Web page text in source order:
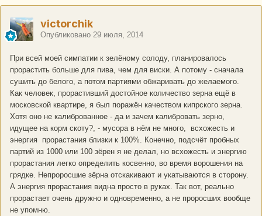
victorchik
Опубликовано 29 июля, 2014
При всей моей симпатии к зелёному солоду, планировалось
прорастить больше для пива, чем для виски. А потому - сначала
сушить до белого, а потом партиями обжаривать до желаемого.
Как человек, прорастивший достойное количество зерна ещё в
московской квартире, я был поражён качеством кипрского зерна.
Хотя оно не калиброванное - да и зачем калибровать зерно,
идущее на корм скоту?, - мусора в нём не много, всхожесть и
энергия прорастания близки к 100%. Конечно, подсчёт пробных
партий из 1000 или 100 зёрен я не делал, но всхожесть и энергию
прорастания легко определить косвенно, во время ворошения на
грядке. Непроросшие зёрна отскакивают и укатываются в сторону.
А энергия прорастания видна просто в руках. Так вот, реально
прорастает очень дружно и одновременно, а не проросших вообще
не упомню.